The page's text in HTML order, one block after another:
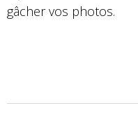
gâcher vos photos.